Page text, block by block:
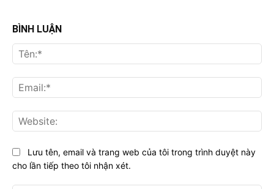
BÌNH LUẬN
Lưu tên, email và trang web của tôi trong trình duyệt này
cho lần tiếp theo tôi nhận xét.